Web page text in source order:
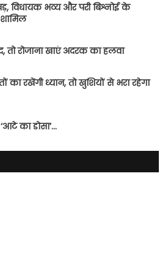
विधायक भव्य और परी बिश्नोई के
शामिल
तो रोजाना खाएं अदरक का हलवा
का रखेंगी ध्यान, तो खुशियों से भरा रहेगा
का डोसा’…